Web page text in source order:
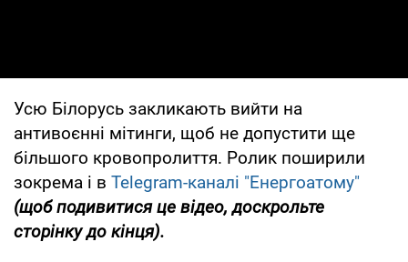
Усю Білорусь закликають вийти на
антивоєнні мітинги, щоб не допустити ще
більшого кровопролиття. Ролик поширили
зокрема і в Telegram-каналі "Енергоатому"
(щоб подивитися це відео, доскрольте
сторінку до кінця).